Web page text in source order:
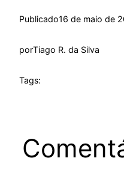
Publicado16 de maio de
porTiago R. da Silva
Tags: